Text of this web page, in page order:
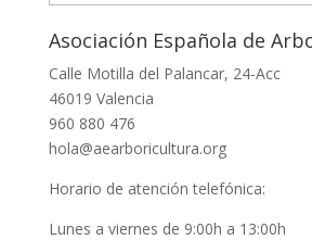
Asociación Española de
Calle Motilla del Palancar, 24-Acc
46019 Valencia
960 880 476
hola@aearboricultura.org
Horario de atención telefónica:
Lunes a viernes de 9:00h a 13:00h